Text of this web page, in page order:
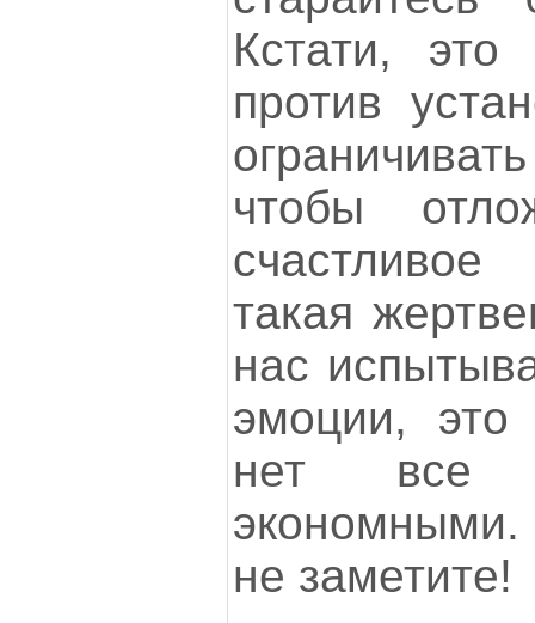
Кстати, это
против
чтобы
такая
нас
эмоции,
нет все
не заметите!